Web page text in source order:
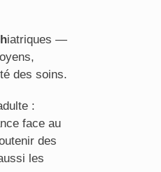
iatriques —
des soins.
:
face au
des
les